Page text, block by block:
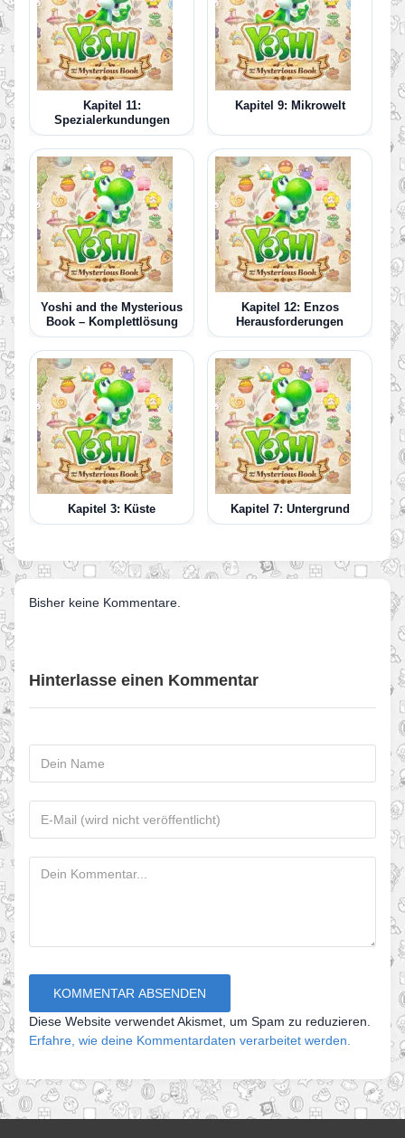
Kapitel 11:
Spezialerkundungen
Kapitel 9: Mikrowelt
Yoshi and the Mysterious
Book – Komplettlösung
Kapitel 12: Enzos
Herausforderungen
Kapitel 3: Küste Kapitel 7: Untergrund
Bisher keine Kommentare.
Hinterlasse einen Kommentar
Diese Website verwendet Akismet, um Spam zu reduzieren.
Erfahre, wie deine Kommentardaten verarbeitet werden.